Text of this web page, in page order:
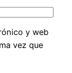
y web
vez que